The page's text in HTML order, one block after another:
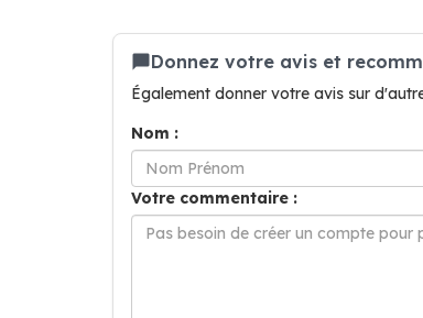
Donnez votre avis et
Également donner votre avis sur
Nom :
Votre commentaire :